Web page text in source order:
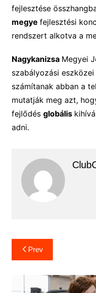
fejlesztése
megye fejlesztési
rendszert alkotva a
Nagykanizsa Megyei
szabályozási
számítanak abban a
mutatják meg azt,
fejlődés globális
adni.
Bejegyzés
navigáció
Prev